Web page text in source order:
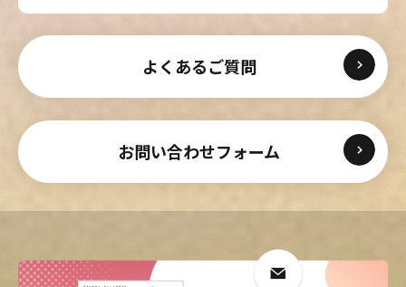
よくあるご質問
お問い合わせフォーム